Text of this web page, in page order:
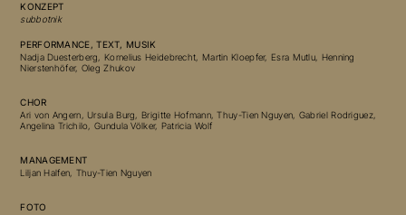
KONZEPT
subbotnik
PERFORMANCE, TEXT, MUSIK
Nadja Duesterberg, Kornelius Heidebrecht, Martin Kloepfer, Esra Mutlu, Henning
Nierstenhöfer, Oleg Zhukov
CHOR
Ari von Angern, Ursula Burg, Brigitte Hofmann, Thuy-Tien Nguyen, Gabriel Rodriguez,
Angelina Trichilo, Gundula Völker, Patricia Wolf
MANAGEMENT
Liljan Halfen, Thuy-Tien Nguyen
FOTO